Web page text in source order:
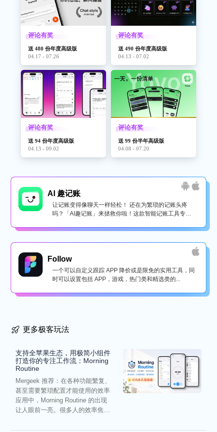
评论有奖
送 480 份年度高级版
04.17 - 07.26
评论有奖
送 490 份年度高级版
04.13 - 07.02
评论有奖
送 94 份年度高级版
04.13 - 09.02
评论有奖
送 99 份半年高级版
04.08 - 07.20
AI 趣记账
让记账变得像聊天一样轻松！ 还在为繁琐的记账头疼
吗？「AI趣记账」来拯救你啦！这款智能记账工具专为
Follow
一个可以自定义跟踪 APP 降价或是限免的实用工具，同
时可以设置包括 APP，游戏，热门类和精选类的...
更多极客玩法
支持全苹果生态，用极简小组件
打造你的专注工作流：Morning
Routine
Mergeek 推荐：在各种功能繁复、
甚至需要繁琐配置才能使用的效率
应用中，Morning Routine 的出现
让人眼前一亮。很多人的效率焦